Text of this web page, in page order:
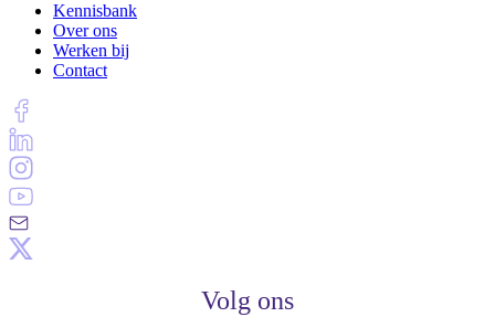
Kennisbank
Over ons
Werken bij
Contact
Volg ons